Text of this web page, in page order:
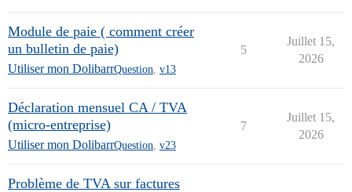
Module de paie ( comment créer
un bulletin de paie)
Utiliser mon DolibarrQuestion v13
5
Juillet 15,
2026
Déclaration mensuel CA / TVA
(micro-entreprise)
Utiliser mon DolibarrQuestion v23
7
Juillet 15,
2026
Problème de TVA sur factures